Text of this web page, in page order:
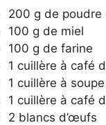
200 g de poudre
100 g de miel
100 g de farine
1 cuillère à café
1 cuillère à
1 cuillère à café
2 blancs d’œufs